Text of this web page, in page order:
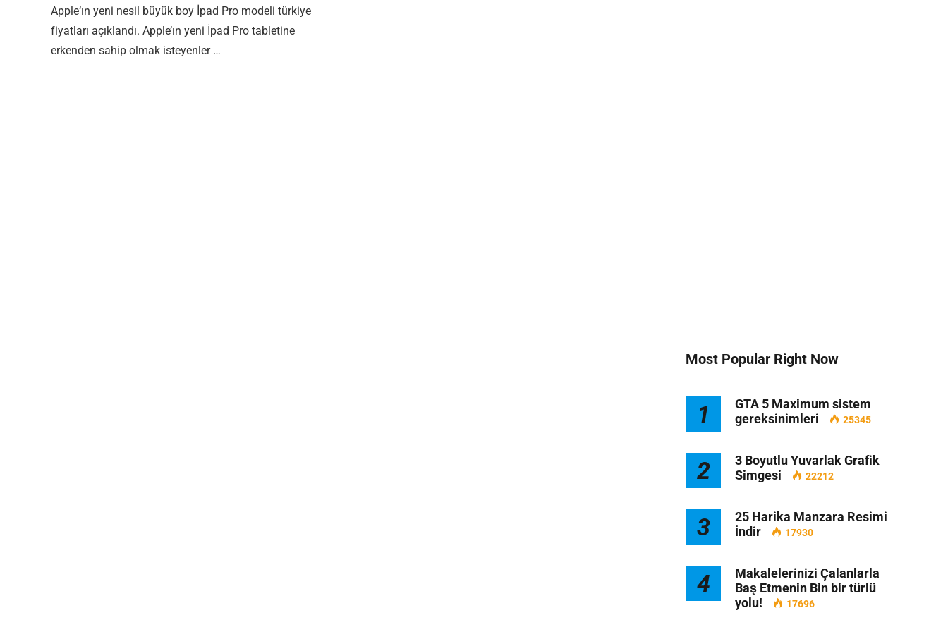
Apple‘ın yeni nesil büyük boy İpad Pro modeli türkiye
fiyatları açıklandı. Apple’ın yeni İpad Pro tabletine
erkenden sahip olmak isteyenler …
Most Popular Right Now
1
GTA 5 Maximum sistem
gereksinimleri
25345
2
3 Boyutlu Yuvarlak Grafik
Simgesi
22212
3
25 Harika Manzara Resimi
İndir
17930
4
Makalelerinizi Çalanlarla
Baş Etmenin Bin bir türlü
yolu!
17696